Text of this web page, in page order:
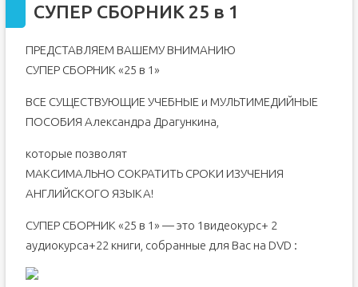
БАЗОВАЯ ПРОГРАММА ОБУЧЕНИЯ
БАЗОВОМ СЕМИНАРЕ В. МЕЩЕРЯКОВОЙ
ОБУЧЕНИЕ ПОДРОСТКОВ И ВЗРОСЛЫХ
СУПЕР СБОРНИК 25 в 1
ПРЕДСТАВЛЯЕМ ВАШЕМУ ВНИМАНИЮ
СУПЕР СБОРНИК «25 в 1»
ВСЕ СУЩЕСТВУЮЩИЕ УЧЕБНЫЕ и МУЛЬТИМЕДИЙНЫЕ
ПОСОБИЯ Александра Драгункина,
которые позволят
МАКСИМАЛЬНО СОКРАТИТЬ СРОКИ ИЗУЧЕНИЯ
АНГЛИЙСКОГО ЯЗЫКА!
СУПЕР СБОРНИК «25 в 1» — это 1видеокурс+ 2
аудиокурса+22 книги, собранные для Вас на DVD :